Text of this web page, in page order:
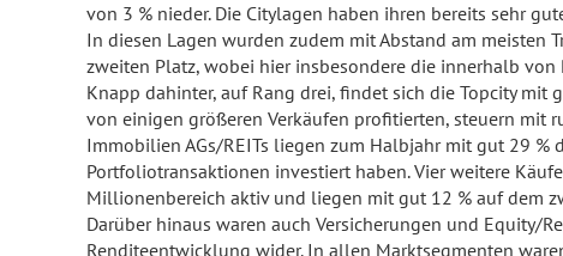
von 3 % nieder. Die Citylagen haben ihren bereits sehr
In diesen Lagen wurden zudem mit Abstand am
zweiten Platz, wobei hier insbesondere die innerhalb
Knapp dahinter, auf Rang drei, findet sich die Topcity
von einigen größeren Verkäufen profitierten, steuern mit
Immobilien AGs/REITs liegen zum Halbjahr mit gut 29
Portfoliotransaktionen investiert haben. Vier weitere
Millionenbereich aktiv und liegen mit gut 12 % auf dem
Darüber hinaus waren auch Versicherungen und Equity/
Renditeentwicklung wider. In allen Marktsegmenten